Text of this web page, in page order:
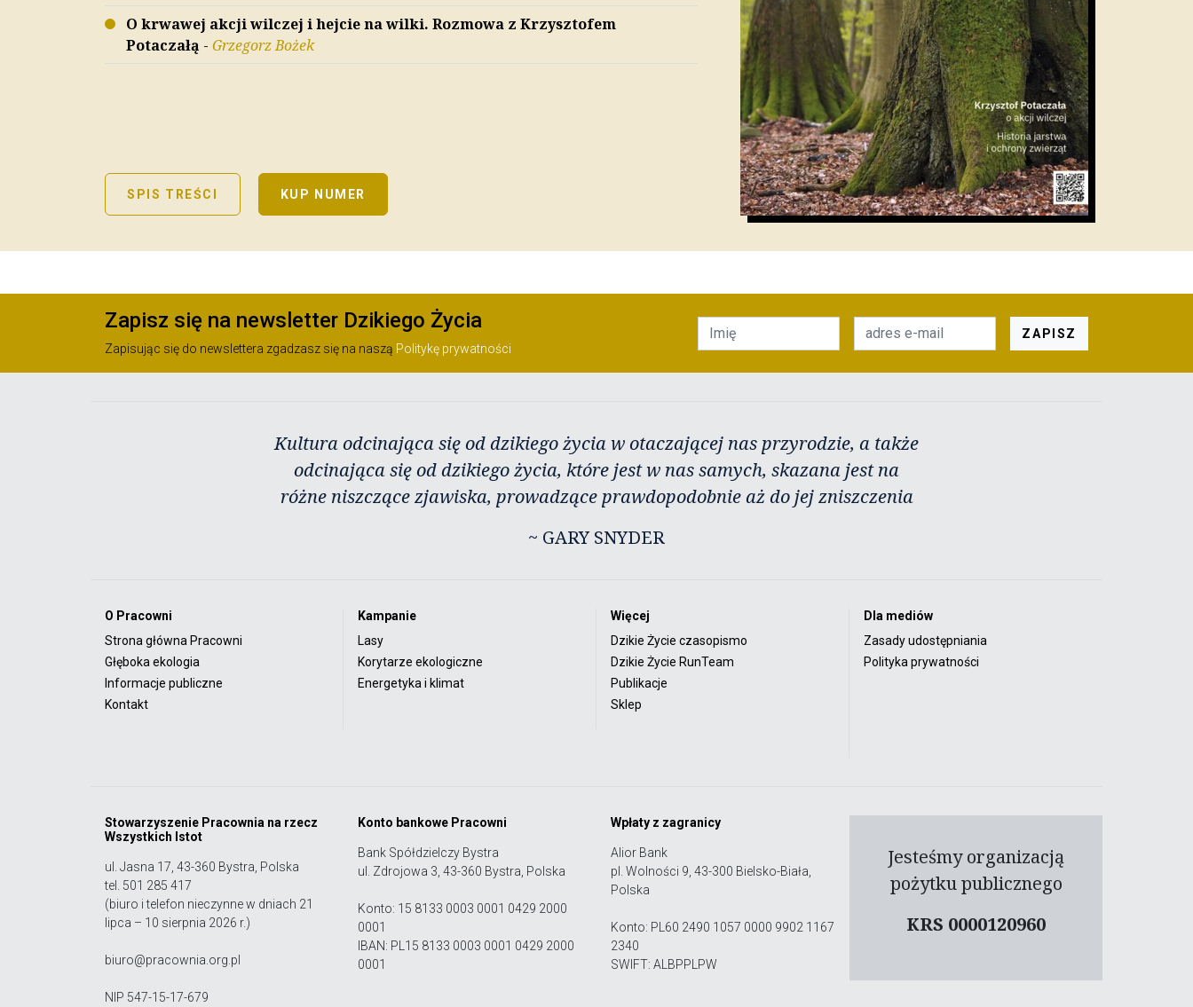
O krwawej akcji wilczej i hejcie na wilki. Rozmowa z Krzysztofem
Potaczałą - Grzegorz Bożek
SPIS TREŚCI KUP NUMER
Zapisz się na newsletter Dzikiego Życia
Zapisując się do newslettera zgadzasz się na naszą Politykę prywatności
ZAPISZ
Kultura odcinająca się od dzikiego życia w otaczającej nas przyrodzie, a także
odcinająca się od dzikiego życia, które jest w nas samych, skazana jest na
różne niszczące zjawiska, prowadzące prawdopodobnie aż do jej zniszczenia
~ GARY SNYDER
O Pracowni
Strona główna Pracowni
Głęboka ekologia
Informacje publiczne
Kontakt
Kampanie
Lasy
Korytarze ekologiczne
Energetyka i klimat
Więcej
Dzikie Życie czasopismo
Dzikie Życie RunTeam
Publikacje
Sklep
Dla mediów
Zasady udostępniania
Polityka prywatności
Stowarzyszenie Pracownia na rzecz
Wszystkich Istot
ul. Jasna 17, 43-360 Bystra, Polska
tel. 501 285 417
(biuro i telefon nieczynne w dniach 21
lipca – 10 sierpnia 2026 r.)
biuro@pracownia.org.pl
NIP 547-15-17-679
Konto bankowe Pracowni
Bank Spółdzielczy Bystra
ul. Zdrojowa 3, 43-360 Bystra, Polska
Konto: 15 8133 0003 0001 0429 2000
0001
IBAN: PL15 8133 0003 0001 0429 2000
0001
Wpłaty z zagranicy
Alior Bank
pl. Wolności 9, 43-300 Bielsko-Biała,
Polska
Konto: PL60 2490 1057 0000 9902 1167
2340
SWIFT: ALBPPLPW
Jesteśmy organizacją
pożytku publicznego
KRS 0000120960